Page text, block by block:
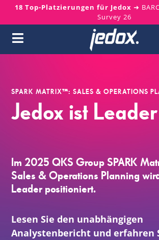
Skip
content
18 Top-Platzierungen für Jedox ➜
Survey 26
Toggle
Lösungen
Services
Ressourcen
Über uns
SPARK MATRIX™: SALES & OPERATIONS
Jedox ist Leader
Im 2025 QKS Group SPARK
Sales & Operations Planning
Leader positioniert.
Lesen Sie den unabhängigen
Analystenbericht und erfahren